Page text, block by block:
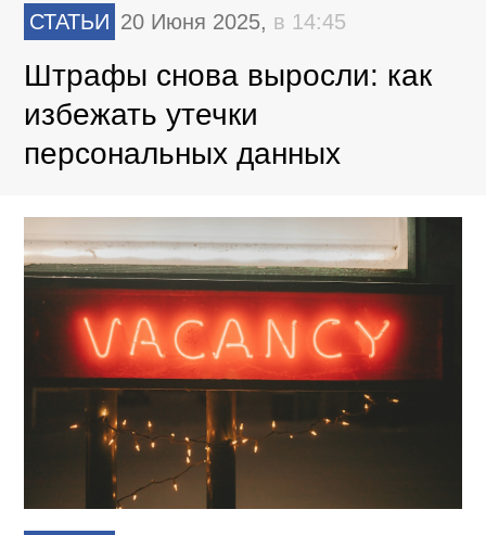
СТАТЬИ 20 Июня 2025, в 14:45
Штрафы снова выросли: как
избежать утечки
персональных данных